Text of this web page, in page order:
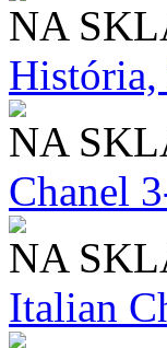
NA
História,
NA
Chanel
NA
Italian